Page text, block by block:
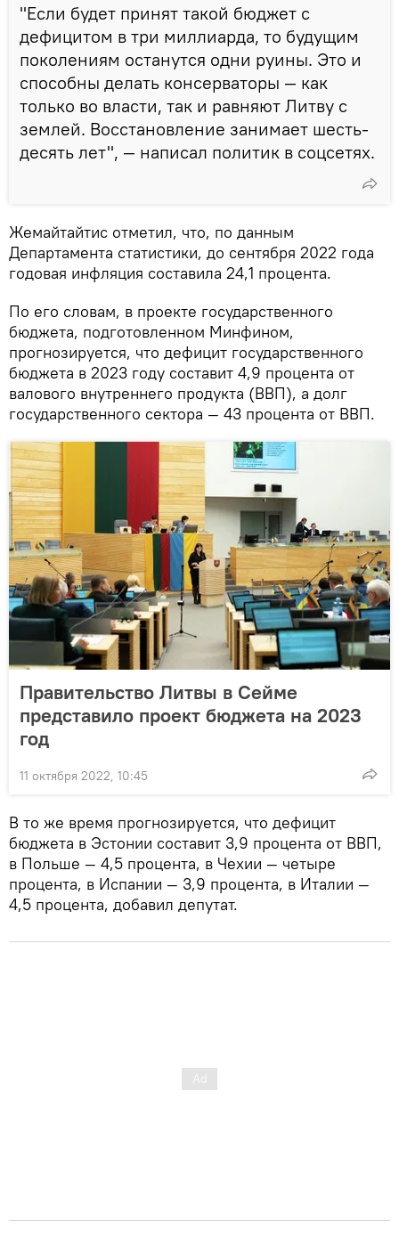
"Если будет принят такой бюджет с
дефицитом в три миллиарда, то будущим
поколениям останутся одни руины. Это и
способны делать консерваторы — как
только во власти, так и равняют Литву с
землей. Восстановление занимает шесть-
десять лет", — написал политик в соцсетях.
Жемайтайтис отметил, что, по данным
Департамента статистики, до сентября 2022 года
годовая инфляция составила 24,1 процента.
По его словам, в проекте государственного
бюджета, подготовленном Минфином,
прогнозируется, что дефицит государственного
бюджета в 2023 году составит 4,9 процента от
валового внутреннего продукта (ВВП), а долг
государственного сектора — 43 процента от ВВП.
Правительство Литвы в Сейме
представило проект бюджета на 2023
год
11 октября 2022, 10:45
В то же время прогнозируется, что дефицит
бюджета в Эстонии составит 3,9 процента от ВВП,
в Польше — 4,5 процента, в Чехии — четыре
процента, в Испании — 3,9 процента, в Италии —
4,5 процента, добавил депутат.